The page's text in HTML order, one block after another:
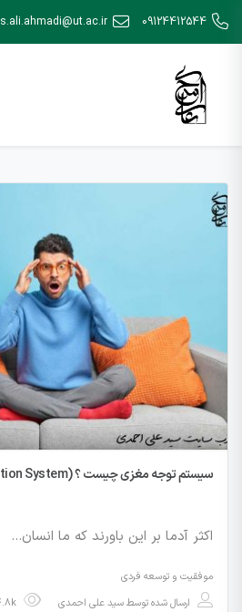
09124412544
s.ali.ahmadi@ut.ac.ir
سیستم توجه مغزی چیست ؟ (Brain Attention System)
اکثر آدما بر این باورند که ما انسان…
موفقیت و توسعه فردی
ارسال شده توسطسید علی احمدی